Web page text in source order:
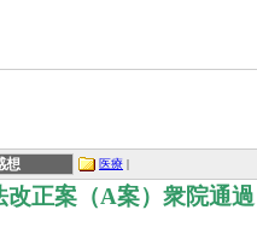
想 医療
改正案（A案）衆院通過